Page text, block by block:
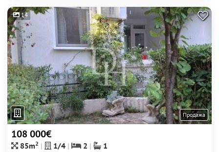
14
Продажа
108 000€
85m2 1/4 2
1